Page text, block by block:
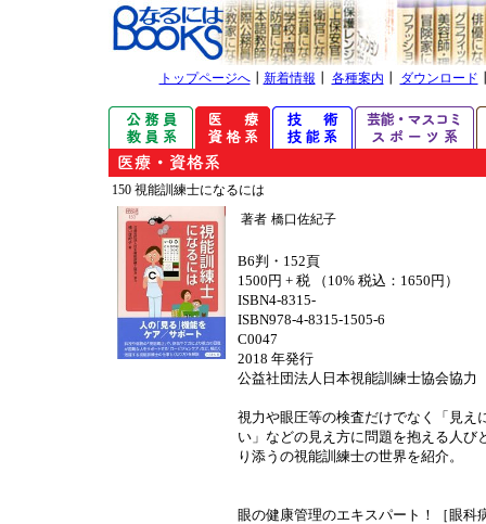
トップページへ┃ 新着情報 各種案内 ダウンロード
150 視能訓練士になるには
著者 橋口佐紀子
B6判・152頁
1500円 + 税 （10% 税込：1650円）
ISBN4-8315-
ISBN978-4-8315-1505-6
C0047
2018 年発行
公益社団法人日本視能訓練士協会協力
視力や眼圧等の検査だけでなく「見え
い」などの見え方に問題を抱える人び
り添うの視能訓練士の世界を紹介。
眼の健康管理のエキスパート！［眼科